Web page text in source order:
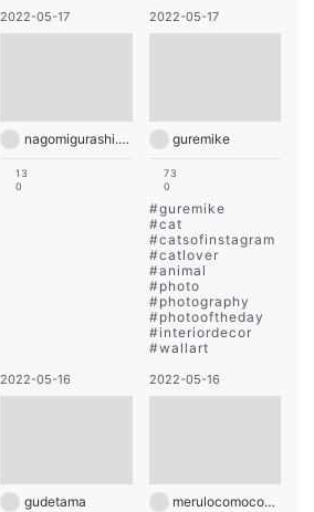
2022-05-17
nagomigurashi.wakayama
13
0
2022-05-17
guremike
73
0
#guremike
#cat
#catsofinstagram
#catlover
#animal
#photo
#photography
#photooftheday
#interiordecor
#wallart
2022-05-16
gudetama
2022-05-16
merulocomocodon